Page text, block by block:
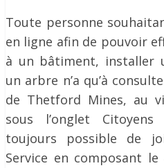
Toute personne
en ligne afin de pouvoir
à un bâtiment, installer
un arbre n’a qu’à
de Thetford Mines, au
sous l’onglet
toujours possible de
Service en composant le